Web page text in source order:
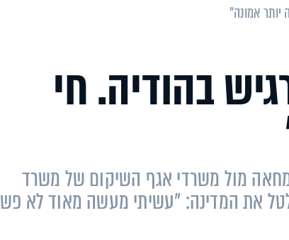
יותר אמונה"
בהודיה. חי
מול משרדי אגף השיקום של משרד
את המדינה: "עשיתי מעשה מאוד לא